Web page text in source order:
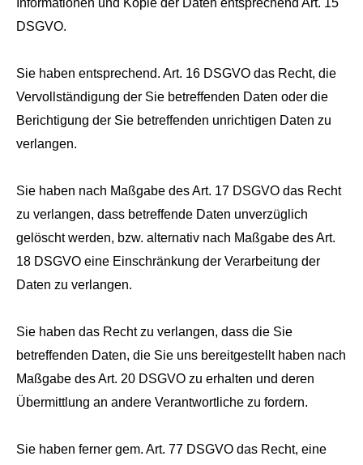
Informationen und Kopie der Daten entsprechend Art. 15
DSGVO.
Sie haben entsprechend. Art. 16 DSGVO das Recht, die
Vervollständigung der Sie betreffenden Daten oder die
Berichtigung der Sie betreffenden unrichtigen Daten zu
verlangen.
Sie haben nach Maßgabe des Art. 17 DSGVO das Recht
zu verlangen, dass betreffende Daten unverzüglich
gelöscht werden, bzw. alternativ nach Maßgabe des Art.
18 DSGVO eine Einschränkung der Verarbeitung der
Daten zu verlangen.
Sie haben das Recht zu verlangen, dass die Sie
betreffenden Daten, die Sie uns bereitgestellt haben nach
Maßgabe des Art. 20 DSGVO zu erhalten und deren
Übermittlung an andere Verantwortliche zu fordern.
Sie haben ferner gem. Art. 77 DSGVO das Recht, eine